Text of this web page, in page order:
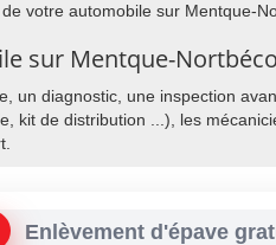
votre automobile sur Mentque-
sur Mentque-
un diagnostic, une inspection
kit de distribution ...), les
Enlèvement d'épave